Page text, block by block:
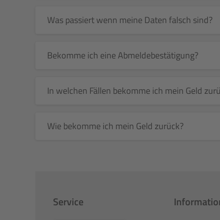
Was passiert wenn meine Daten falsch sind?
Bekomme ich eine Abmeldebestätigung?
In welchen Fällen bekomme ich mein Geld
Wie bekomme ich mein Geld zurück?
Service